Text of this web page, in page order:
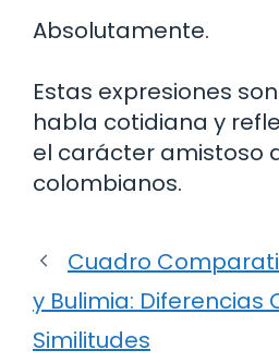
Absolutamente.
Estas expresiones
habla cotidiana y
el carácter amistoso
colombianos.
Cuadro
y Bulimia: Diferencias
Similitudes